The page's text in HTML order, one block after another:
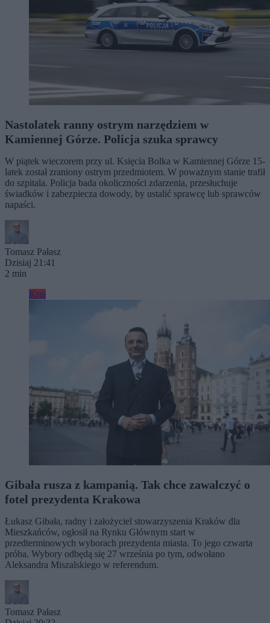
Nastolatek ranny ostrym narzędziem w
Kamiennej Górze. Policja szuka sprawcy
W piątek wieczorem przy ul. Księcia Bolka w Kamiennej Górze 15-
latek został zraniony ostrym przedmiotem. W poważnym stanie trafił
do szpitala. Policja bada okoliczności zdarzenia, przesłuchuje
świadków i zabezpiecza dowody, by ustalić sprawcę lub sprawców
napaści.
Tomasz Pałasz
Dzisiaj 21:41
2 min
Kraj
Gibała rusza z kampanią. Tak chce zawalczyć o
fotel prezydenta Krakowa
Łukasz Gibała, radny i założyciel stowarzyszenia Kraków dla
Mieszkańców, ogłosił na Rynku Głównym start w
przedterminowych wyborach prezydenta miasta. To jego czwarta
próba. Wybory odbędą się 27 września po tym, odwołano
Aleksandra Miszalskiego w referendum.
Tomasz Pałasz